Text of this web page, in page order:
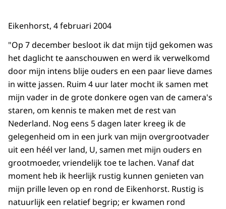
Eikenhorst, 4 februari 2004
"Op 7 december besloot ik dat mijn tijd gekomen was
het daglicht te aanschouwen en werd ik verwelkomd
door mijn intens blije ouders en een paar lieve dames
in witte jassen. Ruim 4 uur later mocht ik samen met
mijn vader in de grote donkere ogen van de camera's
staren, om kennis te maken met de rest van
Nederland. Nog eens 5 dagen later kreeg ik de
gelegenheid om in een jurk van mijn overgrootvader
uit een héél ver land, U, samen met mijn ouders en
grootmoeder, vriendelijk toe te lachen. Vanaf dat
moment heb ik heerlijk rustig kunnen genieten van
mijn prille leven op en rond de Eikenhorst. Rustig is
natuurlijk een relatief begrip; er kwamen rond